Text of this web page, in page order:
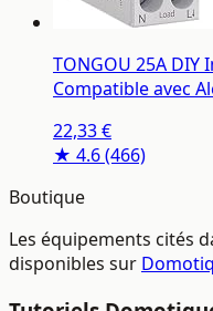
TONGOU 25A
Compatible avec
Commutateur WiFi
et Fonction de
22,33 €
★ 4.6(466)
Boutique
Les équipements cités
disponibles sur